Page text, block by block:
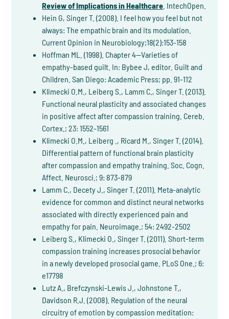
Review of Implications in Healthcare . IntechOpen.
Hein G, Singer T. (2008). I feel how you feel but not
always: The empathic brain and its modulation.
Current Opinion in Neurobiology;18(2):153-158
Hoffman ML. (1998). Chapter 4—Varieties of
empathy-based guilt. In: Bybee J, editor. Guilt and
Children. San Diego: Academic Press; pp. 91-112
Klimecki O.M., Leiberg S., Lamm C., Singer T. (2013).
Functional neural plasticity and associated changes
in positive affect after compassion training. Cereb.
Cortex.; 23: 1552-1561
Klimecki O.M., Leiberg ., Ricard M., Singer T. (2014).
Differential pattern of functional brain plasticity
after compassion and empathy training. Soc. Cogn.
Affect. Neurosci.; 9: 873-879
Lamm C., Decety J., Singer T. (2011). Meta-analytic
evidence for common and distinct neural networks
associated with directly experienced pain and
empathy for pain. Neuroimage.; 54: 2492-2502
Leiberg S., Klimecki O., Singer T. (2011). Short-term
compassion training increases prosocial behavior
in a newly developed prosocial game. PLoS One.; 6:
e17798
Lutz A., Brefczynski-Lewis J., Johnstone T.,
Davidson R.J. (2008). Regulation of the neural
circuitry of emotion by compassion meditation: